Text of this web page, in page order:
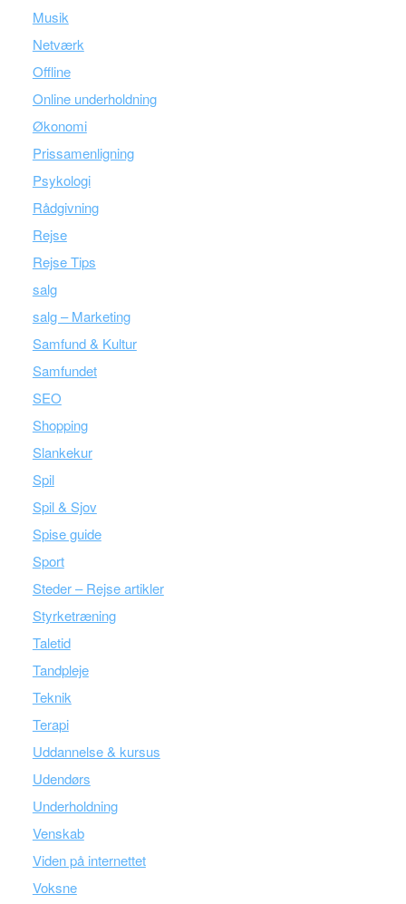
Musik
Netværk
Offline
Online underholdning
Økonomi
Prissamenligning
Psykologi
Rådgivning
Rejse
Rejse Tips
salg
salg – Marketing
Samfund & Kultur
Samfundet
SEO
Shopping
Slankekur
Spil
Spil & Sjov
Spise guide
Sport
Steder – Rejse artikler
Styrketræning
Taletid
Tandpleje
Teknik
Terapi
Uddannelse & kursus
Udendørs
Underholdning
Venskab
Viden på internettet
Voksne